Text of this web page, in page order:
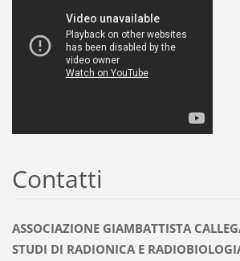
Contatti
ASSOCIAZIONE GIAMBATTISTA
STUDI DI RADIONICA E